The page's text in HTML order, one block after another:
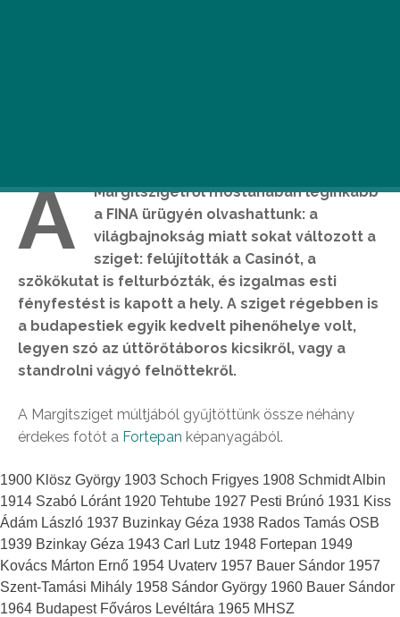
A
Margitszigetről mostanában leginkább
a FINA ürügyén olvashattunk: a
világbajnokság miatt sokat változott a
sziget: felújították a Casinót, a
szökőkutat is felturbózták, és izgalmas esti
fényfestést is kapott a hely. A sziget régebben is
a budapestiek egyik kedvelt pihenőhelye volt,
legyen szó az úttörőtáboros kicsikről, vagy a
standrolni vágyó felnőttekről.
A Margitsziget múltjából gyűjtöttünk össze néhány
érdekes fotót a Fortepan képanyagából.
1900 Klösz György 1903 Schoch Frigyes 1908 Schmidt Albin
1914 Szabó Lóránt 1920 Tehtube 1927 Pesti Brúnó 1931 Kiss
Ádám László 1937 Buzinkay Géza 1938 Rados Tamás OSB
1939 Bzinkay Géza 1943 Carl Lutz 1948 Fortepan 1949
Kovács Márton Ernő 1954 Uvaterv 1957 Bauer Sándor 1957
Szent-Tamási Mihály 1958 Sándor György 1960 Bauer Sándor
1964 Budapest Főváros Levéltára 1965 MHSZ